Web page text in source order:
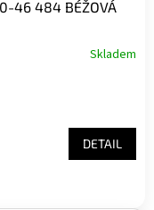
46 484 BÉŽOVÁ
Skladem
DETAIL